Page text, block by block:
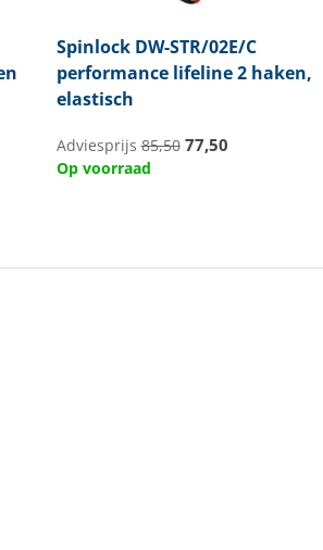
SpinlockDW-STR/02E/C
performance lifeline 2 haken,
elastisch
Adviesprijs85,50 77,50
Op voorraad